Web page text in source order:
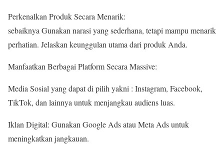
Perkenalkan Produk Secara Menarik:
sebaiknya Gunakan narasi yang sederhana, tetapi mampu menarik
perhatian. Jelaskan keunggulan utama dari produk Anda.
Manfaatkan Berbagai Platform Secara Massive:
Media Sosial yang dapat di pilih yakni : Instagram, Facebook,
TikTok, dan lainnya untuk menjangkau audiens luas.
Iklan Digital: Gunakan Google Ads atau Meta Ads untuk
meningkatkan jangkauan.